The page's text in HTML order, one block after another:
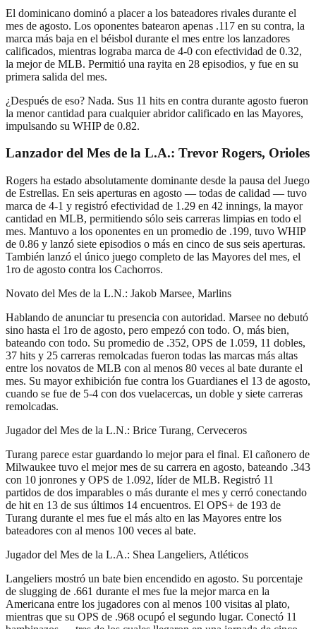
El dominicano dominó a placer a los bateadores rivales durante el
mes de agosto. Los oponentes batearon apenas .117 en su contra, la
marca más baja en el béisbol durante el mes entre los lanzadores
calificados, mientras lograba marca de 4-0 con efectividad de 0.32,
la mejor de MLB. Permitió una rayita en 28 episodios, y fue en su
primera salida del mes.
¿Después de eso? Nada. Sus 11 hits en contra durante agosto fueron
la menor cantidad para cualquier abridor calificado en las Mayores,
impulsando su WHIP de 0.82.
Lanzador del Mes de la L.A.: Trevor Rogers, Orioles
Rogers ha estado absolutamente dominante desde la pausa del Juego
de Estrellas. En seis aperturas en agosto — todas de calidad — tuvo
marca de 4-1 y registró efectividad de 1.29 en 42 innings, la mayor
cantidad en MLB, permitiendo sólo seis carreras limpias en todo el
mes. Mantuvo a los oponentes en un promedio de .199, tuvo WHIP
de 0.86 y lanzó siete episodios o más en cinco de sus seis aperturas.
También lanzó el único juego completo de las Mayores del mes, el
1ro de agosto contra los Cachorros.
Novato del Mes de la L.N.: Jakob Marsee, Marlins
Hablando de anunciar tu presencia con autoridad. Marsee no debutó
sino hasta el 1ro de agosto, pero empezó con todo. O, más bien,
bateando con todo. Su promedio de .352, OPS de 1.059, 11 dobles,
37 hits y 25 carreras remolcadas fueron todas las marcas más altas
entre los novatos de MLB con al menos 80 veces al bate durante el
mes. Su mayor exhibición fue contra los Guardianes el 13 de agosto,
cuando se fue de 5-4 con dos vuelacercas, un doble y siete carreras
remolcadas.
Jugador del Mes de la L.N.: Brice Turang, Cerveceros
Turang parece estar guardando lo mejor para el final. El cañonero de
Milwaukee tuvo el mejor mes de su carrera en agosto, bateando .343
con 10 jonrones y OPS de 1.092, líder de MLB. Registró 11
partidos de dos imparables o más durante el mes y cerró conectando
de hit en 13 de sus últimos 14 encuentros. El OPS+ de 193 de
Turang durante el mes fue el más alto en las Mayores entre los
bateadores con al menos 100 veces al bate.
Jugador del Mes de la L.A.: Shea Langeliers, Atléticos
Langeliers mostró un bate bien encendido en agosto. Su porcentaje
de slugging de .661 durante el mes fue la mejor marca en la
Americana entre los jugadores con al menos 100 visitas al plato,
mientras que su OPS de .968 ocupó el segundo lugar. Conectó 11